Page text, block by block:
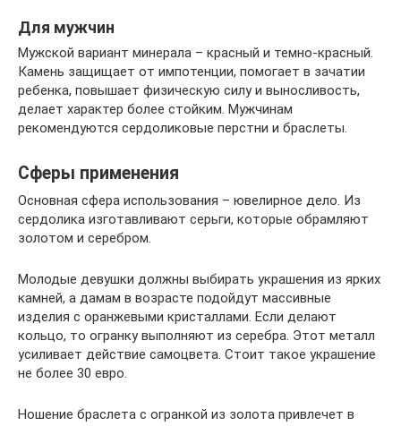
Для мужчин
Мужской вариант минерала – красный и темно-красный.
Камень защищает от импотенции, помогает в зачатии
ребенка, повышает физическую силу и выносливость,
делает характер более стойким. Мужчинам
рекомендуются сердоликовые перстни и браслеты.
Сферы применения
Основная сфера использования – ювелирное дело. Из
сердолика изготавливают серьги, которые обрамляют
золотом и серебром.
Молодые девушки должны выбирать украшения из ярких
камней, а дамам в возрасте подойдут массивные
изделия с оранжевыми кристаллами. Если делают
кольцо, то огранку выполняют из серебра. Этот металл
усиливает действие самоцвета. Стоит такое украшение
не более 30 евро.
Ношение браслета с огранкой из золота привлечет в